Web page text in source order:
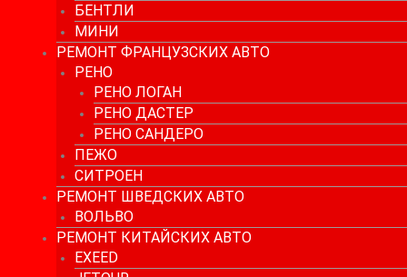
БЕНТЛИ
МИНИ
РЕМОНТ ФРАНЦУЗСКИХ АВТО
РЕНО
РЕНО ЛОГАН
РЕНО ДАСТЕР
РЕНО САНДЕРО
ПЕЖО
СИТРОЕН
РЕМОНТ ШВЕДСКИХ АВТО
ВОЛЬВО
РЕМОНТ КИТАЙСКИХ АВТО
EXEED